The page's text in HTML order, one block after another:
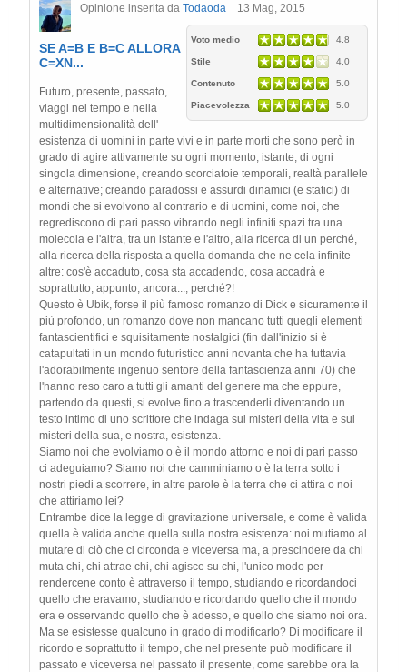
Opinione inserita da Todaoda 13 Mag, 2015
Voto medio 4.8
Stile 4.0
Contenuto 5.0
Piacevolezza 5.0
SE A=B E B=C ALLORA
C=XN...
Futuro, presente, passato,
viaggi nel tempo e nella
multidimensionalità dell'
esistenza di uomini in parte vivi e in parte morti che sono però in
grado di agire attivamente su ogni momento, istante, di ogni
singola dimensione, creando scorciatoie temporali, realtà parallele
e alternative; creando paradossi e assurdi dinamici (e statici) di
mondi che si evolvono al contrario e di uomini, come noi, che
regrediscono di pari passo vibrando negli infiniti spazi tra una
molecola e l'altra, tra un istante e l'altro, alla ricerca di un perché,
alla ricerca della risposta a quella domanda che ne cela infinite
altre: cos'è accaduto, cosa sta accadendo, cosa accadrà e
soprattutto, appunto, ancora..., perché?!
Questo è Ubik, forse il più famoso romanzo di Dick e sicuramente il
più profondo, un romanzo dove non mancano tutti quegli elementi
fantascientifici e squisitamente nostalgici (fin dall'inizio si è
catapultati in un mondo futuristico anni novanta che ha tuttavia
l'adorabilmente ingenuo sentore della fantascienza anni 70) che
l'hanno reso caro a tutti gli amanti del genere ma che eppure,
partendo da questi, si evolve fino a trascenderli diventando un
testo intimo di uno scrittore che indaga sui misteri della vita e sui
misteri della sua, e nostra, esistenza.
Siamo noi che evolviamo o è il mondo attorno e noi di pari passo
ci adeguiamo? Siamo noi che camminiamo o è la terra sotto i
nostri piedi a scorrere, in altre parole è la terra che ci attira o noi
che attiriamo lei?
Entrambe dice la legge di gravitazione universale, e come è valida
quella è valida anche quella sulla nostra esistenza: noi mutiamo al
mutare di ciò che ci circonda e viceversa ma, a prescindere da chi
muta chi, chi attrae chi, chi agisce su chi, l'unico modo per
rendercene conto è attraverso il tempo, studiando e ricordandoci
quello che eravamo, studiando e ricordando quello che il mondo
era e osservando quello che è adesso, e quello che siamo noi ora.
Ma se esistesse qualcuno in grado di modificarlo? Di modificare il
ricordo e soprattutto il tempo, che nel presente può modificare il
passato e viceversa nel passato il presente, come sarebbe ora la